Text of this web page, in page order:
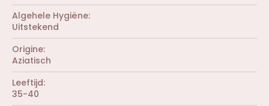
r
e
Algehele Hygiëne
Uitstekend
Origine
Aziatisch
Leeftijd
35-40